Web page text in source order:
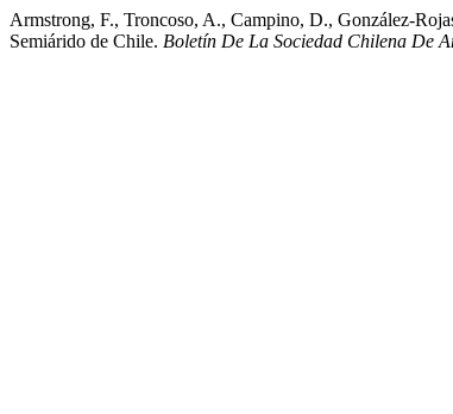
Armstrong, F., Troncoso, A., Campino, D., González-
Semiárido de Chile. Boletín De La Sociedad Chilena De